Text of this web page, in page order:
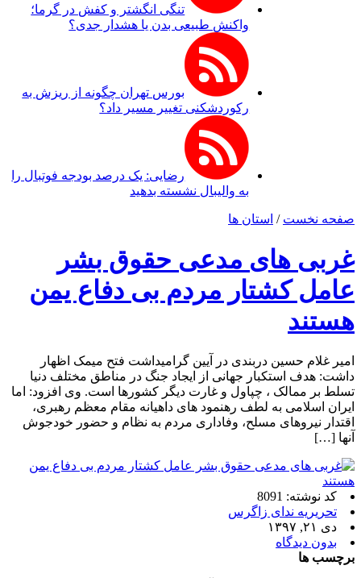
تنگی انگشتر و کفش در گرما؛
واکنش طبیعی بدن یا هشدار جدی؟
بورس تهران چگونه از ریزش به
رکوردشکنی تغییر مسیر داد؟
رضایی: یک درصد بودجه فوتبال را
به والیبال نشسته بدهید
صفحه نخست / استان ها
غربی های مدعی حقوق بشر
عامل کشتار مردم بی دفاع یمن
هستند
امیر غلام حسین دربندی در آیین گرامیداشت فتح میمک اظهار
داشت: هدف استکبار جهانی از ایجاد جنگ در مناطق مختلف دنیا
تسلط بر ممالک ، چپاول و غارت دیگر کشورها است. وی افزود: اما
ایران اسلامی به لطف رهنمود های داهیانه مقام معظم رهبری،
اقتدار نیروهای مسلح، وفاداری مردم به نظام و حضور خودجوش
آنها […]
کد نوشته: 8091
تحریریه ندای زاگرس
دی ۲۱, ۱۳۹۷
بدون دیدگاه
برچسب ها